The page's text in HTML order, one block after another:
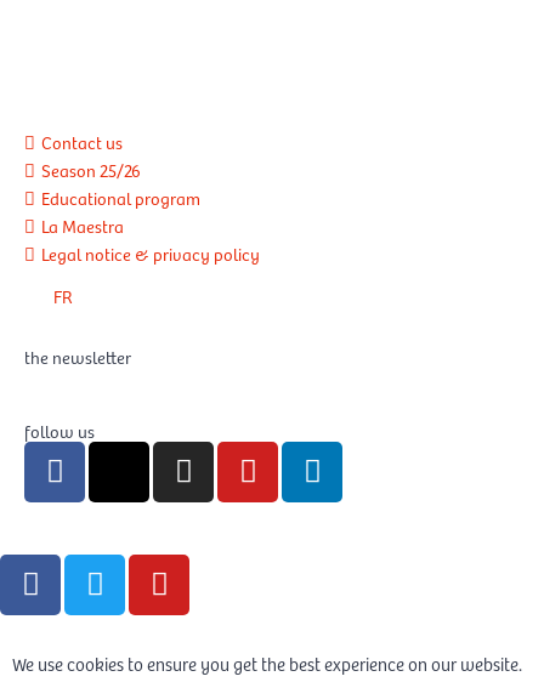
Contact us
Season 25/26
Educational program
La Maestra
Legal notice & privacy policy
FR
the newsletter
follow us
F
a
c
e
o
k
X
t
w
t
e
I
n
s
t
g
a
Y
o
u
L
i
n
n
F
a
c
e
T
w
i
t
Y
o
u
t
We use cookies to ensure you get the best experience on our website.